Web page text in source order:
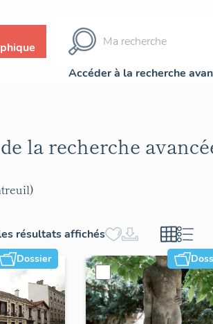
Accéder à la recherche
la recherche
résultats affichés
Dossier